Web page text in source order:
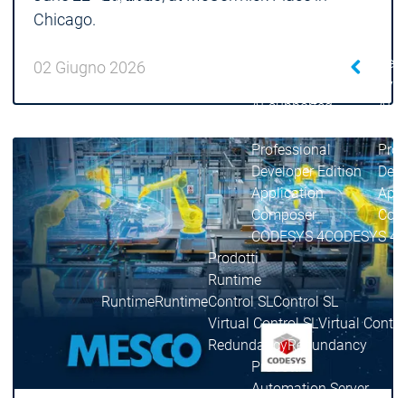
AI-supported
AI-
Professional
Developer Edition
Application
Composer
CODESYS 4CODESYS 4
RuntimeRuntime
Prodotti
Runtime
Control SLControl SL
Virtual Control SLVirtual
RedundancyRedundancy
Prodotti
Automation Server
Chicago.
02 Giugno 2026